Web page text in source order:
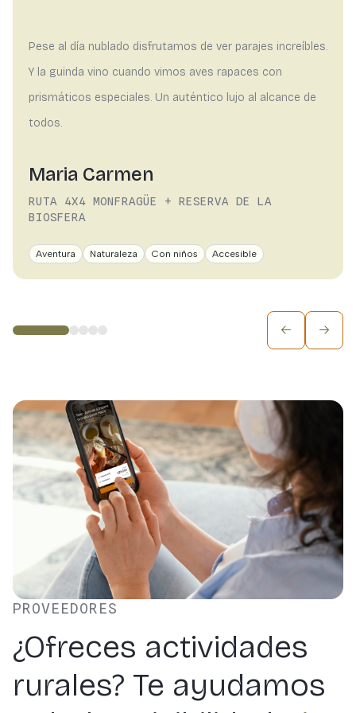
Pese al día nublado disfrutamos de ver parajes increíbles.
Y la guinda vino cuando vimos aves rapaces con
prismáticos especiales. Un auténtico lujo al alcance de
todos.
Maria Carmen
RUTA 4X4 MONFRAGÜE + RESERVA DE LA
BIOSFERA
Aventura Naturaleza Con niños Accesible
PROVEEDORES
¿Ofreces actividades
rurales? Te ayudamos